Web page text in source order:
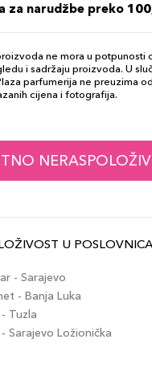
za narudžbe preko
ne mora u potpunosti
i sadržaju proizvoda. U
parfumerija ne preuzima
cijena i fotografija.
U
- Sarajevo
- Banja Luka
Tuzla
Sarajevo Ložionička